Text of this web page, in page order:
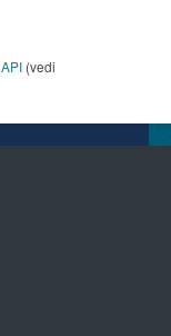
API (vedi